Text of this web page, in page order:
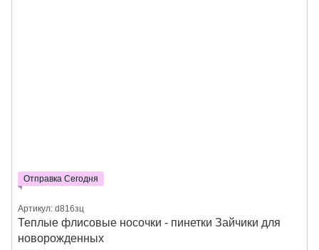
Отправка Сегодня
Артикул: d816зц
Теплые флисовые носочки - пинетки Зайчики для
новорожденных